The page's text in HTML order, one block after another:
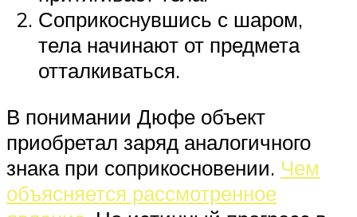
Соприкоснувшись с шаром,
тела начинают от предмета
отталкиваться.
В понимании Дюфе объект
приобретал заряд аналогичного
знака при соприкосновении. Чем
объясняется рассмотренное